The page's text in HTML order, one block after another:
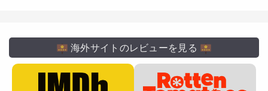
海外サイトのレビューを見る